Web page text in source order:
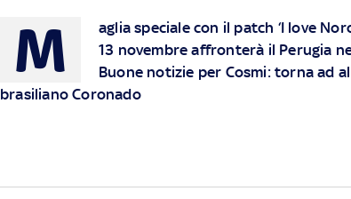
M
aglia speciale con il patch ‘I love
13 novembre affronterà il Perugia
Buone notizie per Cosmi: torna ad
brasiliano Coronado